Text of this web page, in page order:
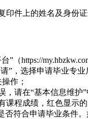
件上的姓名及身份
（https://
”，选择申请毕业专
作；
请在“基本信息维护”
程成绩，红色显示的
否符合申请毕业条件